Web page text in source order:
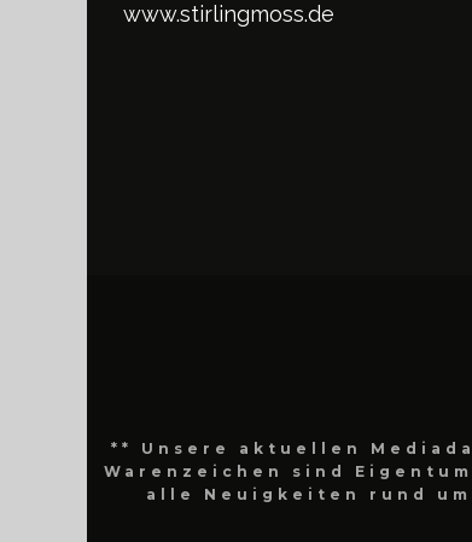
www.stirlingmoss.de
** Unsere aktuellen
Warenzeichen sind
alle Neuigkeiten rund um